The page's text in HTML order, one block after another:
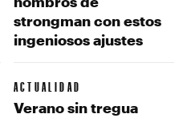
strongman con estos
ingeniosos ajustes
ACTUALIDAD
Verano sin tregua